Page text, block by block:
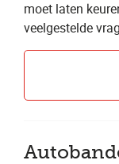
moet laten
veelgestelde